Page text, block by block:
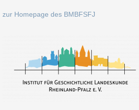
zur Homepage des BMBFSFJ